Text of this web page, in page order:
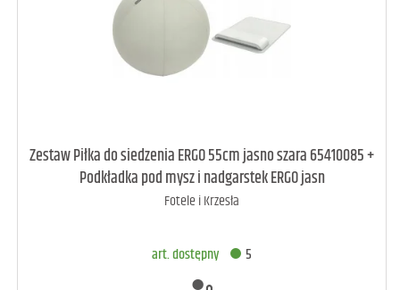
art. raczej dostępny 4
Zestaw Piłka do siedzenia ERGO 55cm jasno szara 65410085 +
Podkładka pod mysz i nadgarstek ERGO jasn
Fotele i Krzesła
art. dostępny 5